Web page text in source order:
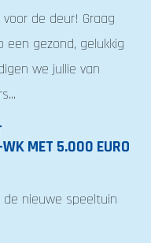
de deur! Graag
gezond, gelukkig
we jullie van
WK MET 5.000 EURO
nieuwe speeltuin